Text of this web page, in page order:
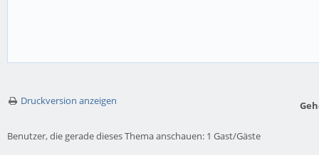
Druckversion anzeigen
Benutzer, die gerade dieses Thema anschauen: 1 Gast/Gäste